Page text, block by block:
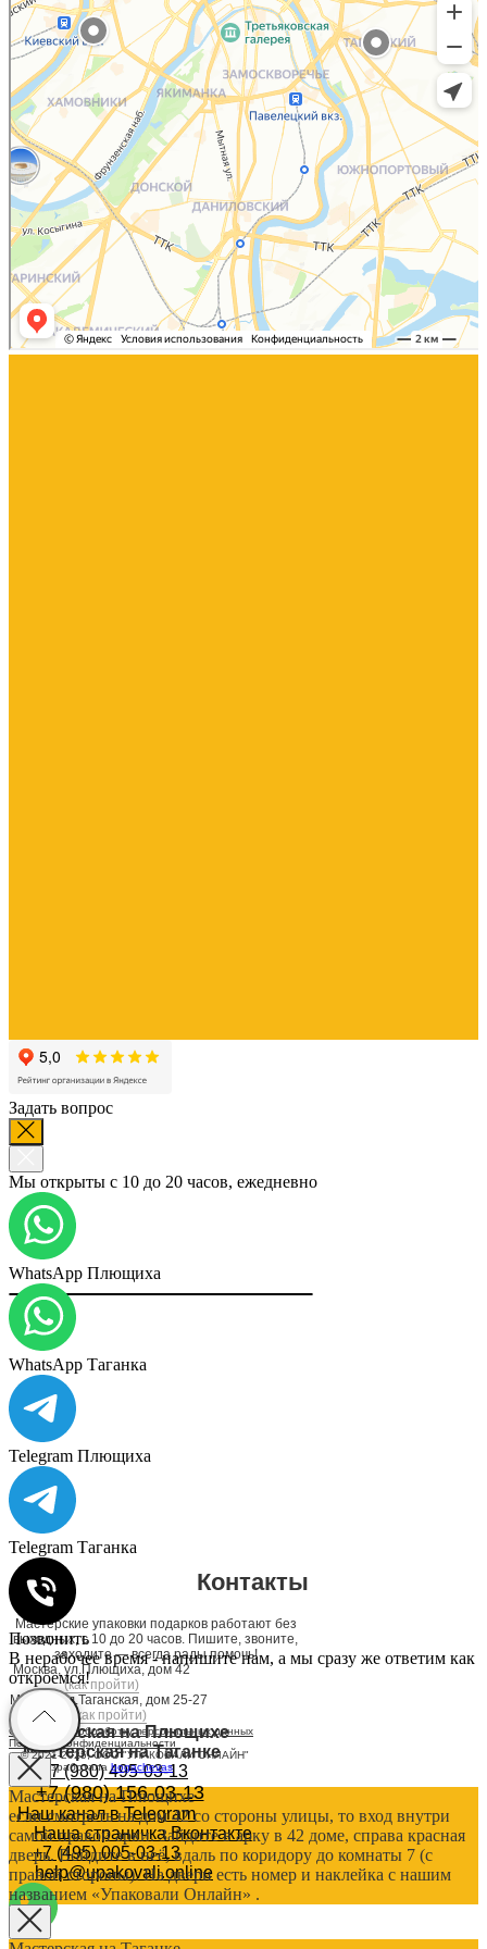
Контакты
Мастерские упаковки подарков работают без
выходных, с 10 до 20 часов. Пишите, звоните,
заходите — всегда рады помочь!
Москва, ул.Плющиха, дом 42
(как пройти)
Москва, ул.Таганская, дом 25-27
(как пройти)
Мастерская на Плющихе
Мастерская на Таганке
+7 (980) 495-03-13
+7 (980) 156-03-13
Наш канал в Telegram
Наша страничка Вконтакте
+7 (495) 005-03-13
help@upakovali.online
Согласие на обработку персональных данных
Политика конфиденциальности
© 2021-2025, ООО "УПАКОВАЛИ ОНЛАЙН"
Сайт разработала bogachevas
Задать вопрос
Мы открыты с 10 до 20 часов, ежедневно
WhatsApp Плющиха
WhatsApp Таганка
Telegram Плющиха
Telegram Таганка
Позвонить
В нерабочее время - напишите нам, а мы сразу же ответим как
откроемся!
Мастерская на Плющихе
если смотреть на дом 42 со стороны улицы, то вход внутри
самой правой арки. Зайдите в арку в 42 доме, справа красная
дверь. Войдите в неё, вдаль по коридору до комнаты 7 (с
правой стороны). На двери есть номер и наклейка с нашим
названием «Упаковали Онлайн» .